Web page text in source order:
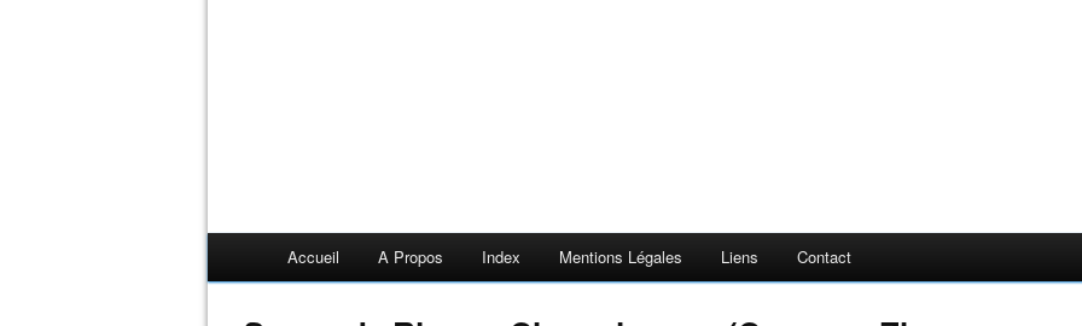
Accueil A Propos Index Mentions Légales Liens Contact